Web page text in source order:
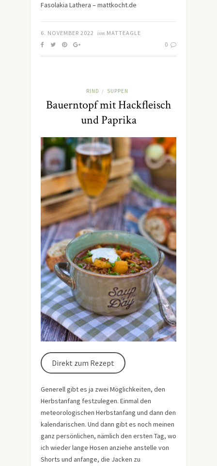
Fasolakia Lathera – mattkocht.de
6. NOVEMBER 2022 von MATTEAGLE
0
RIND / SUPPEN
Bauerntopf mit Hackfleisch
und Paprika
Direkt zum Rezept
Generell gibt es ja zwei Möglichkeiten, den
Herbstanfang festzulegen. Einmal den
meteorologischen Herbstanfang und dann den
kalendarischen. Und dann gibt es noch meinen
ganz persönlichen, nämlich den ersten Tag, wo
ich wieder lange Hosen anziehe anstelle von
Shorts und anfange, die Jacken zu